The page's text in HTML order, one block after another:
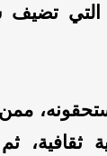
التي تضيف
ثم